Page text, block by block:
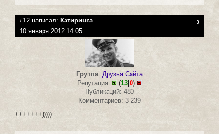
#12 написал: Катиринка 0
10 января 2012 14:05
Группа: Друзья Сайта
Репутация:
(13|0)
Публикаций: 480
Комментариев: 3 239
+++++++)))))